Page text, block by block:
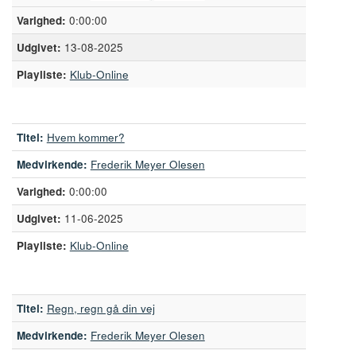
0:00:00
13-08-2025
Playliste: Klub-Online
Titel: Hvem kommer?
Medvirkende: Frederik Meyer Olesen
0:00:00
11-06-2025
Playliste: Klub-Online
Titel: Regn, regn gå din vej
Medvirkende: Frederik Meyer Olesen